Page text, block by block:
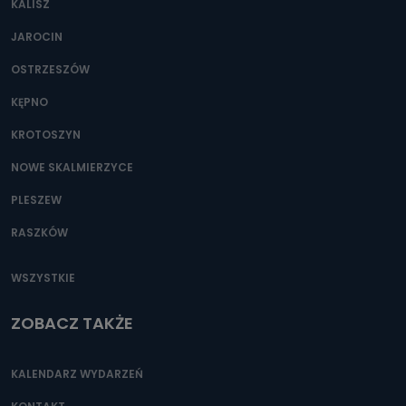
Można to zrobić pod numerem telefonu 62 735-51-05 lub
KALISZ
JAROCIN
OSTRZESZÓW
KĘPNO
KROTOSZYN
NOWE SKALMIERZYCE
PLESZEW
RASZKÓW
WSZYSTKIE
ZOBACZ TAKŻE
KALENDARZ WYDARZEŃ